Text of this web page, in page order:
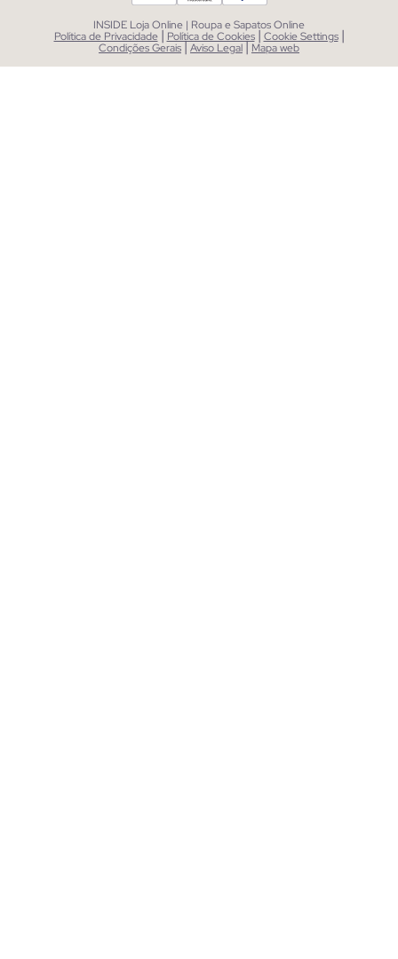
INSIDE Loja Online | Roupa e Sapatos Online
Política de Privacidade | Política de Cookies | Cookie Settings |
Condições Gerais|Aviso Legal| Mapa web